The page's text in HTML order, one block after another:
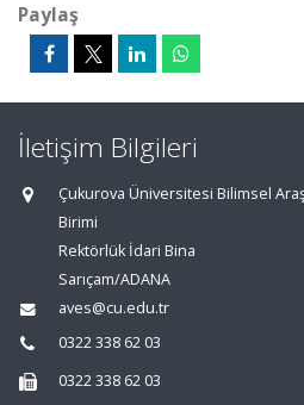
Paylaş
İletişim Bilgileri
Çukurova Üniversitesi Bilimsel
Birimi
Rektörlük İdari Bina
Sarıçam/ADANA
aves@cu.edu.tr
0322 338 62 03
0322 338 62 03